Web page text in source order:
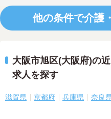
他の条件で介護
大阪市旭区(大阪府)の
求人を探す
滋賀県 京都府 兵庫県 奈良